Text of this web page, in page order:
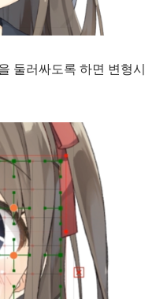
둘러싸도록 하면 변형시